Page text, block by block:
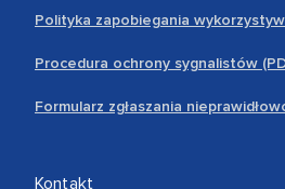
Polityka zapobiegania
Procedura ochrony sygnalistów
Formularz zgłaszania
Kontakt